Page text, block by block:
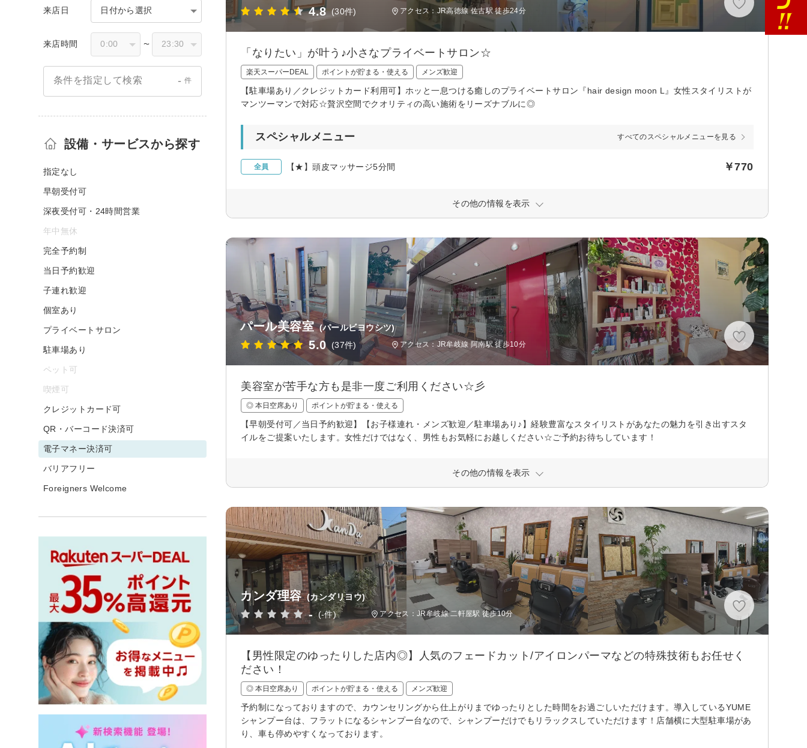
4.8 (30件) アクセス：JR高徳線 佐古駅 徒歩24分
「なりたい」が叶う♪小さなプライベートサロン☆
楽天スーパーDEAL ポイントが貯まる・使える メンズ歓迎
【駐車場あり／クレジットカード利用可】ホッと一息つける癒しのプライベートサロン『hair design moon L』女性スタイリストが
マンツーマンで対応☆贅沢空間でクオリティの高い施術をリーズナブルに◎
スペシャルメニュー すべてのスペシャルメニューを見る
全員 【★】頭皮マッサージ5分間 ￥770
その他の情報を表示
パール美容室 (パールビヨウシツ)
5.0 (37件) アクセス：JR牟岐線 阿南駅 徒歩10分
美容室が苦手な方も是非一度ご利用ください☆彡
◎ 本日空席あり ポイントが貯まる・使える
【早朝受付可／当日予約歓迎】【お子様連れ・メンズ歓迎／駐車場あり♪】経験豊富なスタイリストがあなたの魅力を引き出すスタ
イルをご提案いたします。女性だけではなく、男性もお気軽にお越しください☆ご予約お待ちしています！
その他の情報を表示
カンダ理容 (カンダリヨウ)
- (-件) アクセス：JR牟岐線 二軒屋駅 徒歩10分
【男性限定のゆったりした店内◎】人気のフェードカット/アイロンパーマなどの特殊技術もお任せく
ださい！
◎ 本日空席あり ポイントが貯まる・使える メンズ歓迎
予約制になっておりますので、カウンセリングから仕上がりまでゆったりとした時間をお過ごしいただけます。導入しているYUME
シャンプー台は、フラットになるシャンプー台なので、シャンプーだけでもリラックスしていただけます！店舗横に大型駐車場があ
り、車も停めやすくなっております。
来店日 日付から選択
来店時間 〜
条件を指定して検索 - 件
設備・サービスから探す
指定なし
早朝受付可
深夜受付可・24時間営業
年中無休
完全予約制
当日予約歓迎
子連れ歓迎
個室あり
プライベートサロン
駐車場あり
ペット可
喫煙可
クレジットカード可
QR・バーコード決済可
電子マネー決済可
バリアフリー
Foreigners Welcome